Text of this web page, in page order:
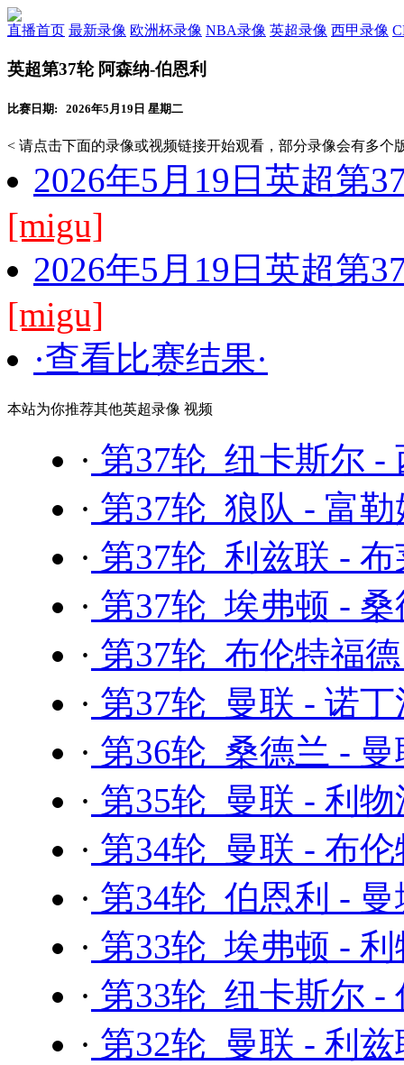
直播首页 最新录像 欧洲杯录像 NBA录像 英超录像 西甲录像
英超第37轮 阿森纳-伯恩利
比赛日期: 2026年5月19日 星期二
< 请点击下面的录像或视频链接开始观看，部分录像会有多个
2026年5月19日英超第
[migu]
2026年5月19日英超第
[migu]
·查看比赛结果·
本站为你推荐其他英超录像 视频
· 第37轮 纽卡斯尔 -
· 第37轮 狼队 - 富
· 第37轮 利兹联 -
· 第37轮 埃弗顿 -
· 第37轮 布伦特福
· 第37轮 曼联 - 诺
· 第36轮 桑德兰 -
· 第35轮 曼联 - 利
· 第34轮 曼联 - 布
· 第34轮 伯恩利 -
· 第33轮 埃弗顿 -
· 第33轮 纽卡斯尔 -
· 第32轮 曼联 - 利